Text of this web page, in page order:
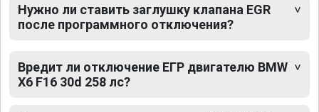
Нужно ли ставить заглушку клапана EGR
после программного отключения?
Вредит ли отключение ЕГР двигателю BMW
X6 F16 30d 258 лс?